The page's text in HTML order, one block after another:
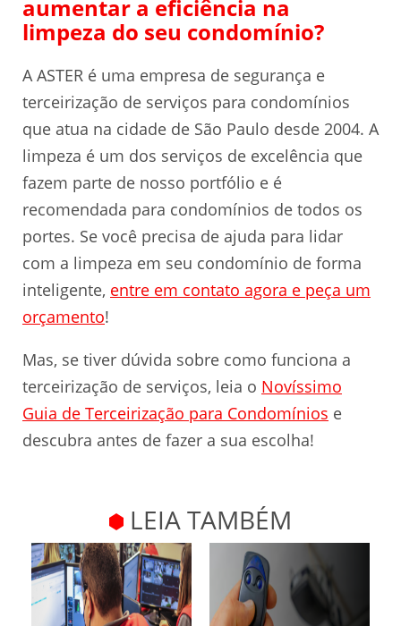
aumentar a eficiência na
limpeza do seu condomínio?
A ASTER é uma empresa de segurança e
terceirização de serviços para condomínios
que atua na cidade de São Paulo desde 2004. A
limpeza é um dos serviços de excelência que
fazem parte de nosso portfólio e é
recomendada para condomínios de todos os
portes. Se você precisa de ajuda para lidar
com a limpeza em seu condomínio de forma
inteligente, entre em contato agora e peça um
orçamento!
Mas, se tiver dúvida sobre como funciona a
terceirização de serviços, leia o Novíssimo
Guia de Terceirização para Condomínios e
descubra antes de fazer a sua escolha!
LEIA TAMBÉM